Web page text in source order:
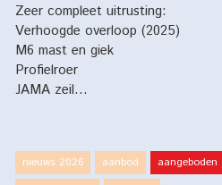
Zeer compleet uitrusting:
Verhoogde overloop (2025)
M6 mast en giek
Profielroer
JAMA zeil…
nieuws 2026 aanbod
aangeboden